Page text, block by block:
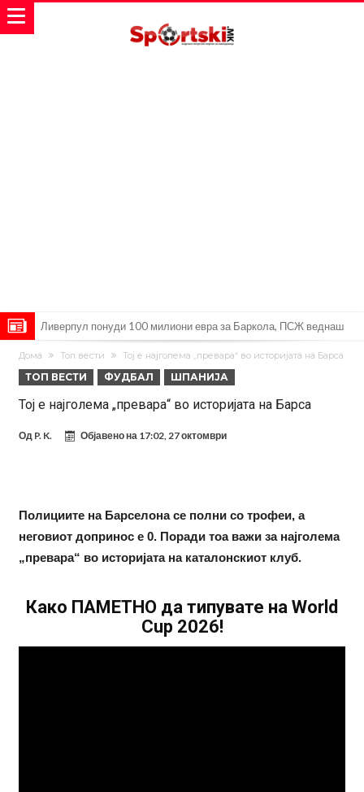
Ливерпул понуди 100 милиони евра за Баркола, ПСЖ веднаш
побара уште 50 милиони
Јувентус се насочил кон напаѓач на Манчестер Јунајтед
Модриќ откри што го натерало да остане во Милан
Стотици навивачи го пречекаа Салах во Истанбул
Арсенал и Њукасл веќе се договорија, Гимарејш заминува
Решено е: Реал Мадрид го испраќа својот млад талент во Серија
Лукаку бара нов клуб
Дома Топ вести Тој е најголема „превара“ во историјата на Барса
ТОП ВЕСТИ ФУДБАЛ ШПАНИЈА
Тој е најголема „превара“ во историјата на Барса
Од P. K. Објавено на 17:02, 27 октомври
Полициите на Барселона се полни со трофеи, а
неговиот допринос е 0. Поради тоа важи за најголема
„превара“ во историјата на каталонскиот клуб.
Како ПАМЕТНО да типувате на World
Cup 2026!